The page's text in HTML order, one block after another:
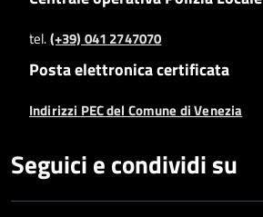
tel.(+39) 041 2747070
Posta elettronica certificata
Indirizzi PEC del Comune di Venezia
Seguici e condividi su